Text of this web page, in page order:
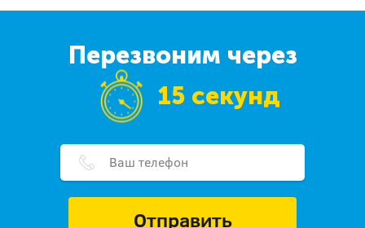
Перезвоним через
15 секунд
Отправить